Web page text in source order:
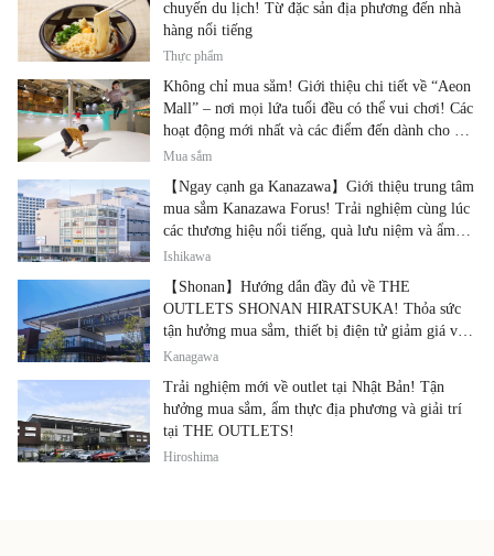
chuyến du lịch! Từ đặc sản địa phương đến nhà
hàng nổi tiếng
Thực phẩm
Không chỉ mua sắm! Giới thiệu chi tiết về “Aeon
Mall” – nơi mọi lứa tuổi đều có thể vui chơi! Các
hoạt động mới nhất và các điểm đến dành cho gia
đình.
Mua sắm
【Ngay cạnh ga Kanazawa】Giới thiệu trung tâm
mua sắm Kanazawa Forus! Trải nghiệm cùng lúc
các thương hiệu nổi tiếng, quà lưu niệm và ẩm
thực địa phương
Ishikawa
【Shonan】Hướng dẫn đầy đủ về THE
OUTLETS SHONAN HIRATSUKA! Thỏa sức
tận hưởng mua sắm, thiết bị điện tử giảm giá và
ẩm thực địa phương tại cùng một địa điểm!
Kanagawa
Trải nghiệm mới về outlet tại Nhật Bản! Tận
hưởng mua sắm, ẩm thực địa phương và giải trí
tại THE OUTLETS!
Hiroshima